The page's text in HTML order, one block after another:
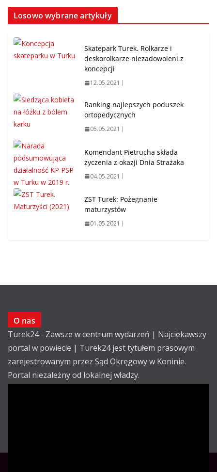
Losowo wybrane artykuły
Skatepark Turek. Rolkarze i
deskorolkarze niezadowoleni z
koncepcji
12.05.2021
Ranking najlepszych poduszek
ortopedycznych
05.05.2021
Komendant Pietrucha składa
życzenia z okazji Dnia Strażaka
04.05.2021
ZST Turek: Pożegnanie
maturzystów
01.05.2021
O nas
Turek24 - Zawsze w centrum wydarzeń | Najciekawszy
portal w powiecie | Turek24 jest tytułem prasowym
zarejestrowanym przez Sąd Okręgowy w Koninie.
Portal niezależny od lokalnej władzy.